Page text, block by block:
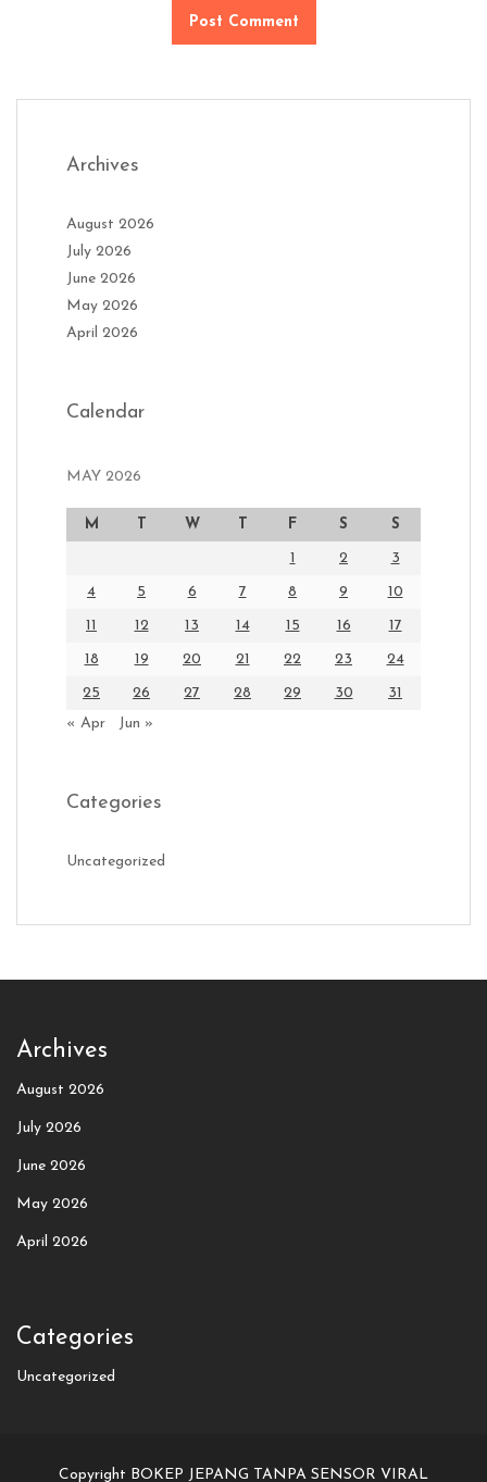
Archives
August 2026
July 2026
June 2026
May 2026
April 2026
Calendar
MAY 2026
M T W T F S S
1 2 3
4 5 6 7 8 9 10
11 12 13 14 15 16 17
18 19 20 21 22 23 24
25 26 27 28 29 30
31
« Apr
Jun »
Categories
Uncategorized
Archives
August 2026
July 2026
June 2026
May 2026
April 2026
Categories
Uncategorized
Copyright BOKEP JEPANG TANPA SENSOR VIRAL